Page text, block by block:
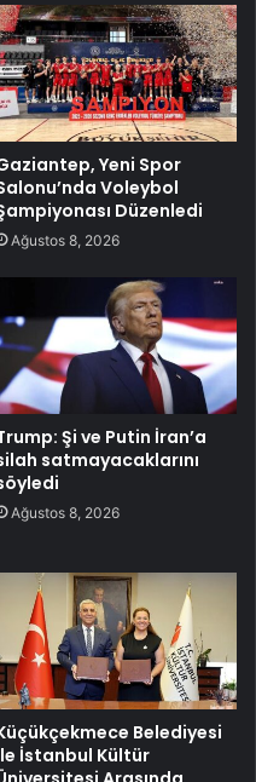
Yeni Spor
Voleybol
Düzenledi
Ağustos 8, 2026
Şi ve Putin İran’a
satmayacaklarını
Ağustos 8, 2026
Belediyesi
İstanbul Kültür